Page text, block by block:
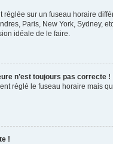
réglée sur un fuseau horaire
Paris, New York, Sydney,
idéale de le faire.
n’est toujours pas correcte !
réglé le fuseau horaire mais
!